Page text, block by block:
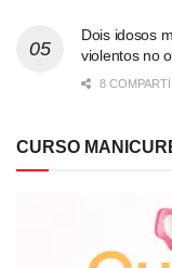
Dois idosos
violentos no
8
CURSO